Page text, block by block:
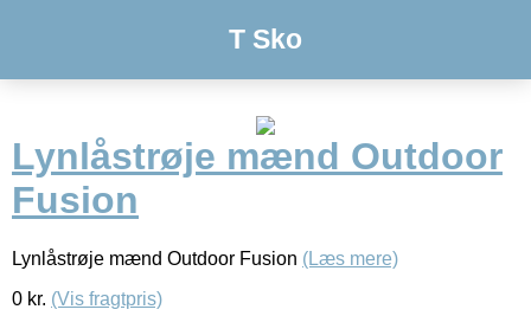
T Sko
Lynlåstrøje mænd Outdoor
Fusion
Lynlåstrøje mænd Outdoor Fusion (Læs mere)
0 kr. (Vis fragtpris)